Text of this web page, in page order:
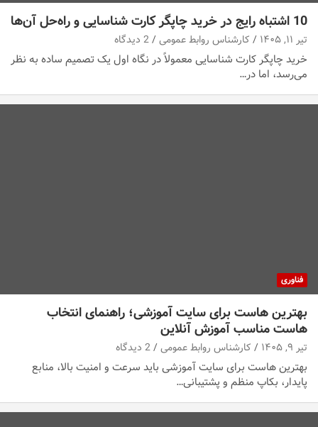
10 اشتباه رایج در خرید چاپگر کارت شناسایی و راه‌حل آن‌ها
تیر ۱۱, ۱۴۰۵ کارشناس روابط عمومی 2 دیدگاه
خرید چاپگر کارت شناسایی معمولاً در نگاه اول یک تصمیم ساده به نظر
می‌رسد، اما در…
فناوری
بهترین هاست برای سایت آموزشی؛ راهنمای انتخاب
هاست مناسب آموزش آنلاین
تیر ۹, ۱۴۰۵ کارشناس روابط عمومی 2 دیدگاه
بهترین هاست برای سایت آموزشی باید سرعت و امنیت بالا، منابع
پایدار، بکاپ منظم و پشتیبانی…